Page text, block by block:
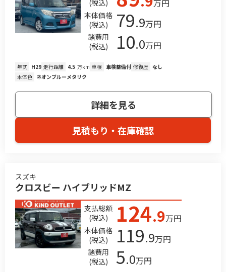
(税込)
万円
本体価格
(税込)
79.9万円
諸費用
(税込)
10.0万円
年式 H29 走行距離 4.5 万km 車検 車検整備付 修復歴 なし
本体色 ネオンブルーメタリク
詳細を見る
見積もり・在庫確認
スズキ
クロスビー ハイブリッドMZ
支払総額
(税込)
124.9万円
本体価格
(税込)
119.9万円
諸費用
(税込)
5.0万円